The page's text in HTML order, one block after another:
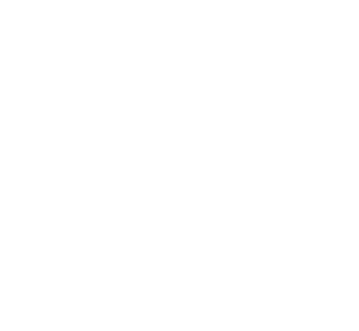
de metri de hotel. Poate fi recomandat clientilor care cauta